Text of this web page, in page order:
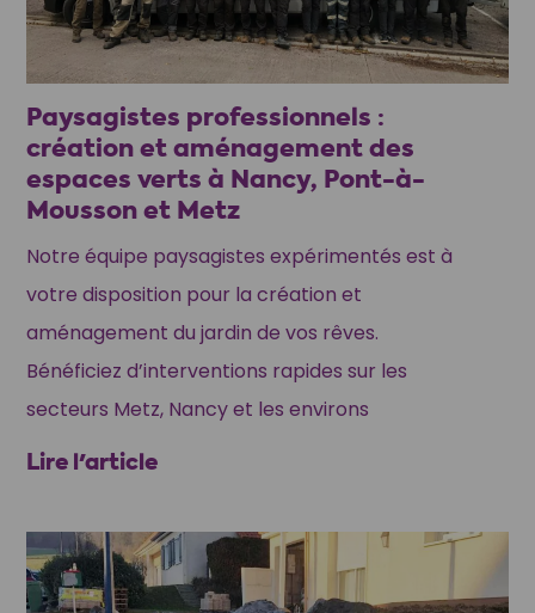
Paysagistes professionnels :
création et aménagement des
espaces verts à Nancy, Pont-à-
Mousson et Metz
Notre équipe paysagistes expérimentés est à
votre disposition pour la création et
aménagement du jardin de vos rêves.
Bénéficiez d’interventions rapides sur les
secteurs Metz, Nancy et les environs
Lire l'article